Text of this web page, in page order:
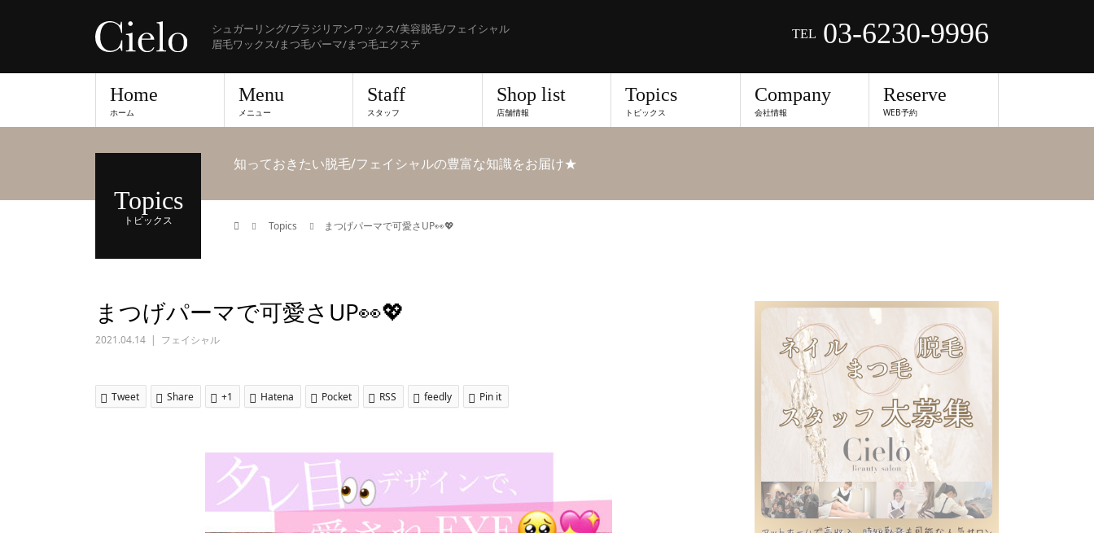
シュガーリング/ブラジリアンワックス/美容脱毛/フェイシャル
眉毛ワックス/まつ毛パーマ/まつ毛エクステ
TEL 03-6230-9996
Home
ホーム
Menu
メニュー
Staff
スタッフ
Shop list
店舗情報
Topics
トピックス
Company
会社情報
Reserve
WEB予約
Topics
トピックス
知っておきたい脱毛/フェイシャルの豊富な知識をお届け★
Topics まつげパーマで可愛さUP👀💖
まつげパーマで可愛さUP👀💖
2021.04.14 フェイシャル
Tweet Share +1 Hatena Pocket RSS feedly Pin it